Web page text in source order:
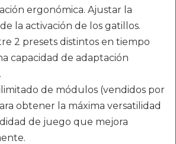
ergonómica. Ajustar la
la activación de los gatillos.
2 presets distintos en tiempo
capacidad de adaptación
de módulos (vendidos por
obtener la máxima versatilidad
de juego que mejora